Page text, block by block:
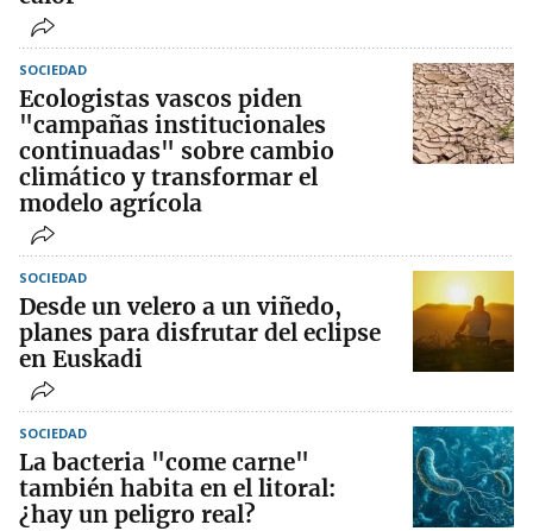
SOCIEDAD
Ecologistas vascos piden
"campañas institucionales
continuadas" sobre cambio
climático y transformar el
modelo agrícola
SOCIEDAD
Desde un velero a un viñedo,
planes para disfrutar del eclipse
en Euskadi
SOCIEDAD
La bacteria "come carne"
también habita en el litoral:
¿hay un peligro real?